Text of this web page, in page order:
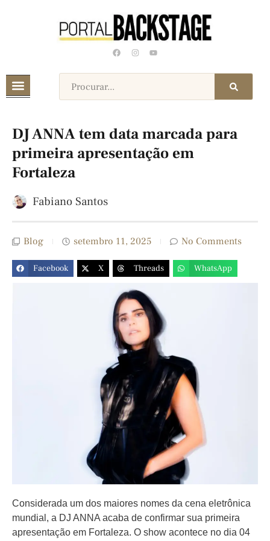
DJ ANNA tem data marcada para
primeira apresentação em
Fortaleza
Fabiano Santos
Blog setembro 11, 2025 No Comments
Facebook X Threads WhatsApp
Considerada um dos maiores nomes da cena eletrônica
mundial, a DJ ANNA acaba de confirmar sua primeira
apresentação em Fortaleza. O show acontece no dia 04